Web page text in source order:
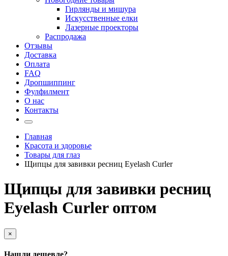
Гирлянды и мишура
Искусственные елки
Лазерные проекторы
Распродажа
Отзывы
Доставка
Оплата
FAQ
Дропшиппинг
Фулфилмент
О нас
Контакты
Главная
Красота и здоровье
Товары для глаз
Щипцы для завивки ресниц Eyelash Curler
Щипцы для завивки ресниц
Eyelash Curler оптом
×